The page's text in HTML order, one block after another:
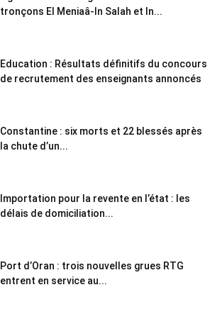
tronçons El Meniaâ-In Salah et In...
Education : Résultats définitifs du concours
de recrutement des enseignants annoncés
Constantine : six morts et 22 blessés après
la chute d’un...
Importation pour la revente en l’état : les
délais de domiciliation...
Port d’Oran : trois nouvelles grues RTG
entrent en service au...